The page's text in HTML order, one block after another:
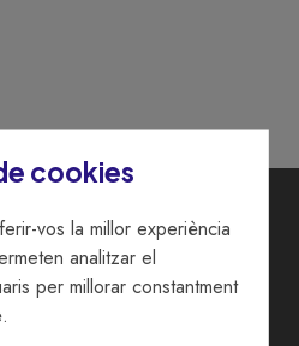
cookies
vos la millor experiència
analitzar el
per millorar constantment